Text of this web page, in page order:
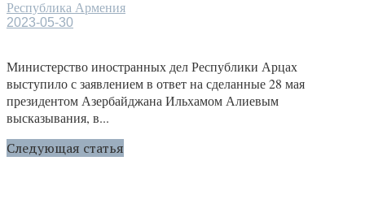
Республика Армения
2023-05-30
Министерство иностранных дел Республики Арцах
выступило с заявлением в ответ на сделанные 28 мая
президентом Азербайджана Ильхамом Алиевым
высказывания, в...
Следующая статья